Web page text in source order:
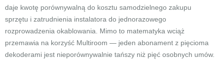
daje kwotę porównywalną do kosztu samodzielnego zakupu
sprzętu i zatrudnienia instalatora do jednorazowego
rozprowadzenia okablowania. Mimo to matematyka wciąż
przemawia na korzyść Multiroom — jeden abonament z pięcioma
dekoderami jest nieporównywalnie tańszy niż pięć osobnych umów.